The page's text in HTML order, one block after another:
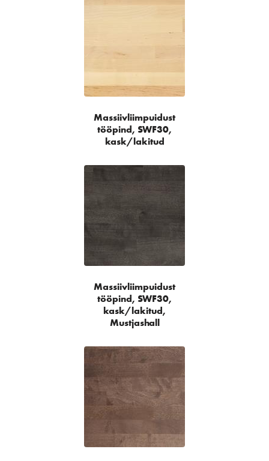
Massiivliimpuidust
tööpind, SWF30,
kask/lakitud
Massiivliimpuidust
tööpind, SWF30,
kask/lakitud,
Mustjashall